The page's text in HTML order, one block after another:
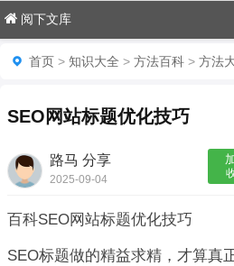
阅下文库
首页 > 知识大全 > 方法百科 > 方法
SEO网站标题优化技巧
路马 分享
2025-09-04
百科SEO网站标题优化技巧
SEO标题做的精益求精，才算真